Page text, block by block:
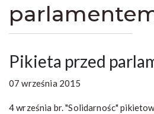
Pikieta przed
07 września 2015
4 września br. "Solidarnośc"